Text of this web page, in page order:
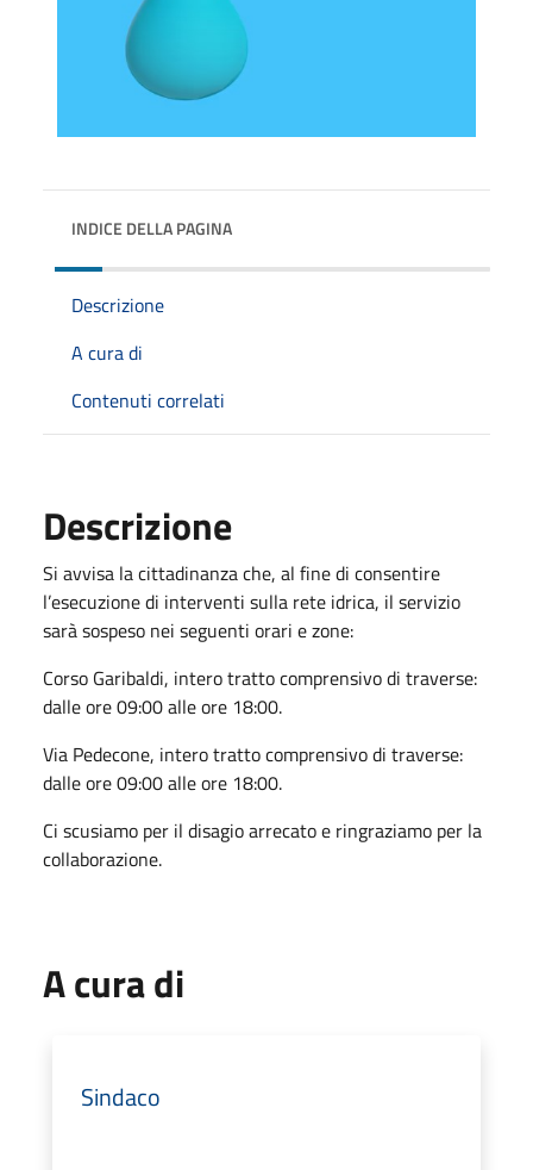
INDICE DELLA PAGINA
Descrizione
A cura di
Contenuti correlati
Descrizione
Si avvisa la cittadinanza che, al fine di consentire
l’esecuzione di interventi sulla rete idrica, il servizio
sarà sospeso nei seguenti orari e zone:
Corso Garibaldi, intero tratto comprensivo di traverse:
dalle ore 09:00 alle ore 18:00.
Via Pedecone, intero tratto comprensivo di traverse:
dalle ore 09:00 alle ore 18:00.
Ci scusiamo per il disagio arrecato e ringraziamo per la
collaborazione.
A cura di
Sindaco